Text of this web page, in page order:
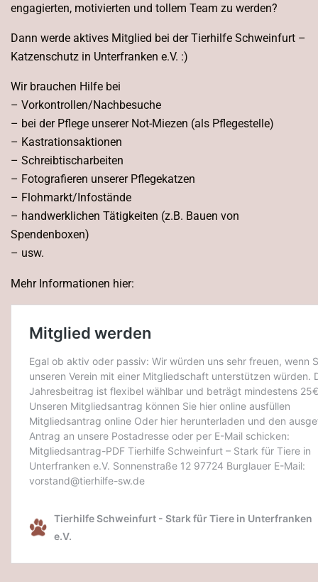
engagierten, motivierten und tollem Team zu werden?
Dann werde aktives Mitglied bei der Tierhilfe Schweinfurt –
Katzenschutz in Unterfranken e.V. :)
Wir brauchen Hilfe bei
– Vorkontrollen/Nachbesuche
– bei der Pflege unserer Not-Miezen (als Pflegestelle)
– Kastrationsaktionen
– Schreibtischarbeiten
– Fotografieren unserer Pflegekatzen
– Flohmarkt/Infostände
– handwerklichen Tätigkeiten (z.B. Bauen von
Spendenboxen)
– usw.
Mehr Informationen hier: